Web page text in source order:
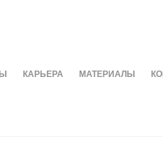
КАРЬЕРА МАТЕРИАЛЫ